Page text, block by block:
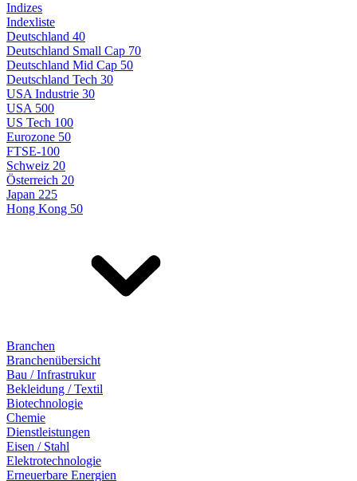
Indizes
Indexliste
Deutschland 40
Deutschland Small Cap 70
Deutschland Mid Cap 50
Deutschland Tech 30
USA Industrie 30
USA 500
US Tech 100
Eurozone 50
FTSE-100
Schweiz 20
Österreich 20
Japan 225
Hong Kong 50
Branchen
Branchenübersicht
Bau / Infrastrukur
Bekleidung / Textil
Biotechnologie
Chemie
Dienstleistungen
Eisen / Stahl
Elektrotechnologie
Erneuerbare Energien